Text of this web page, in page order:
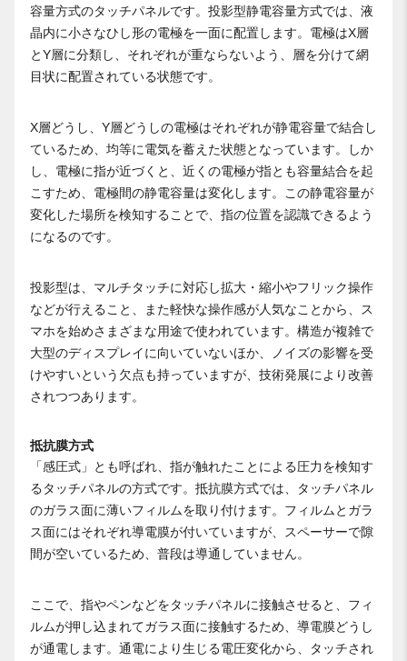
容量方式のタッチパネルです。投影型静電容量方式では、液
晶内に小さなひし形の電極を一面に配置します。電極はX層
とY層に分類し、それぞれが重ならないよう、層を分けて網
目状に配置されている状態です。
X層どうし、Y層どうしの電極はそれぞれが静電容量で結合し
ているため、均等に電気を蓄えた状態となっています。しか
し、電極に指が近づくと、近くの電極が指とも容量結合を起
こすため、電極間の静電容量は変化します。この静電容量が
変化した場所を検知することで、指の位置を認識できるよう
になるのです。
投影型は、マルチタッチに対応し拡大・縮小やフリック操作
などが行えること、また軽快な操作感が人気なことから、ス
マホを始めさまざまな用途で使われています。構造が複雑で
大型のディスプレイに向いていないほか、ノイズの影響を受
けやすいという欠点も持っていますが、技術発展により改善
されつつあります。
抵抗膜方式
「感圧式」とも呼ばれ、指が触れたことによる圧力を検知す
るタッチパネルの方式です。抵抗膜方式では、タッチパネル
のガラス面に薄いフィルムを取り付けます。フィルムとガラ
ス面にはそれぞれ導電膜が付いていますが、スペーサーで隙
間が空いているため、普段は導通していません。
ここで、指やペンなどをタッチパネルに接触させると、フィ
ルムが押し込まれてガラス面に接触するため、導電膜どうし
が通電します。通電により生じる電圧変化から、タッチされ